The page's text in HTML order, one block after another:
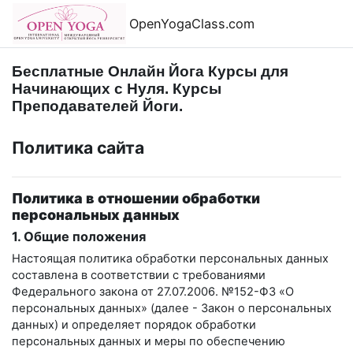
Перейти к основному содержанию
OpenYogaClass.com
Бесплатные Онлайн Йога Курсы для
Начинающих с Нуля. Курсы
Преподавателей Йоги.
Политика сайта
Политика в отношении обработки
персональных данных
1. Общие положения
Настоящая политика обработки персональных данных
составлена в соответствии с требованиями
Федерального закона от 27.07.2006. №152-ФЗ «О
персональных данных» (далее - Закон о персональных
данных) и определяет порядок обработки
персональных данных и меры по обеспечению